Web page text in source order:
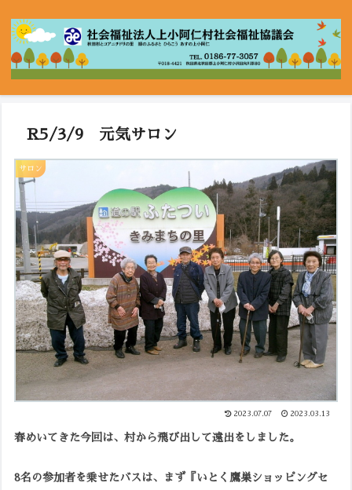
R5/3/9 元気サロン
サロン
2023.07.07 2023.03.13
春めいてきた今回は、村から飛び出して遠出をしました。
8名の参加者を乗せたバスは、まず『いとく鷹巣ショッピングセ